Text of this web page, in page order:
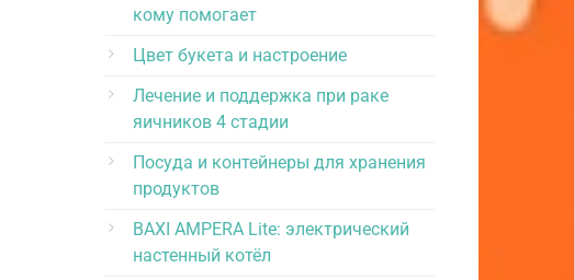
кому помогает
Цвет букета и настроение
Лечение и поддержка при раке
яичников 4 стадии
Посуда и контейнеры для хранения
продуктов
BAXI AMPERA Lite: электрический
настенный котёл